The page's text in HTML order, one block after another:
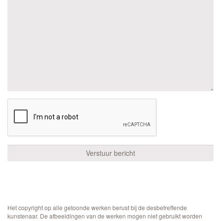
Het copyright op alle getoonde werken berust bij de desbetreffende
kunstenaar. De afbeeldingen van de werken mogen niet gebruikt worden